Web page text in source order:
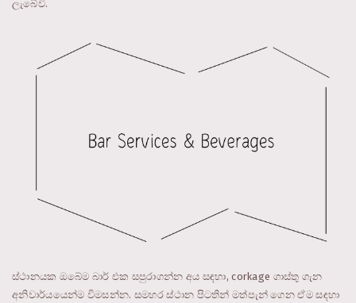
ලැබේවි.
ස්ථානයක ඔබේම බාර් එක සපුරාගන්න අය සඳහා, corkage ගාස්තු ගැන
අනිවාර්යයෙන්ම විමසන්න. සමහර ස්ථාන පිටතින් මත්පැන් ගෙන ඒම සඳහා